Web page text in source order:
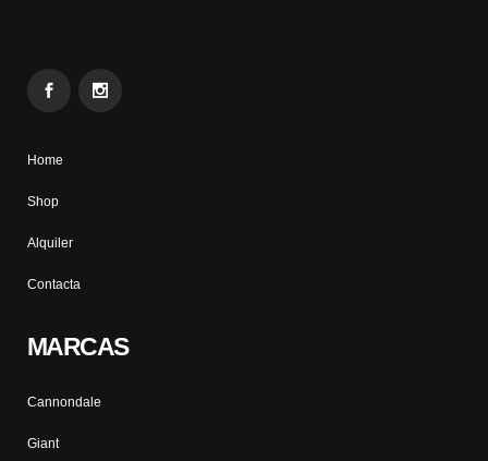
Home
Shop
Alquiler
Contacta
MARCAS
Cannondale
Giant